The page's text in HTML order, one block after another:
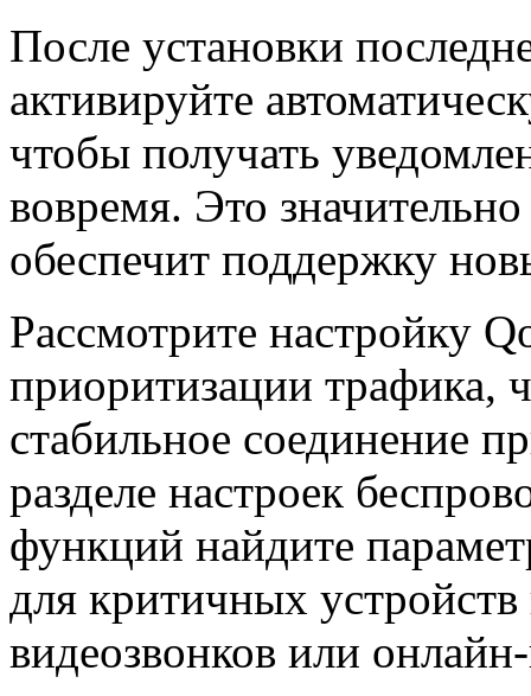
После установки
активируйте
чтобы получать
вовремя. Это
обеспечит поддержку
Рассмотрите настройку
приоритизации трафика,
стабильное соединение
разделе настроек
функций найдите
для критичных
видеозвонков или